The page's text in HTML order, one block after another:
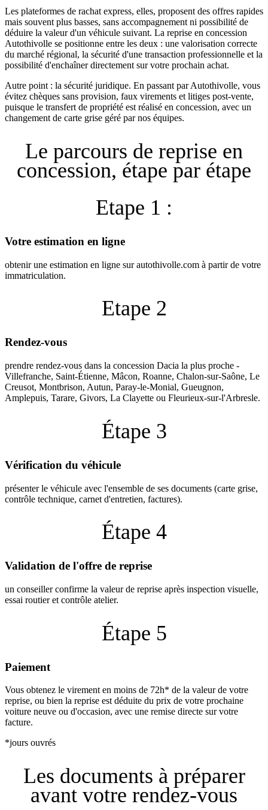
Les plateformes de rachat express, elles, proposent des offres rapides
mais souvent plus basses, sans accompagnement ni possibilité de
déduire la valeur d'un véhicule suivant. La reprise en concession
Autothivolle se positionne entre les deux : une valorisation correcte
du marché régional, la sécurité d'une transaction professionnelle et la
possibilité d'enchaîner directement sur votre prochain achat.
Autre point : la sécurité juridique. En passant par Autothivolle, vous
évitez chèques sans provision, faux virements et litiges post-vente,
puisque le transfert de propriété est réalisé en concession, avec un
changement de carte grise géré par nos équipes.
Le parcours de reprise en
concession, étape par étape
Etape 1 :
Votre estimation en ligne
obtenir une estimation en ligne sur autothivolle.com à partir de votre
immatriculation.
Etape 2
Rendez-vous
prendre rendez-vous dans la concession Dacia la plus proche -
Villefranche, Saint-Étienne, Mâcon, Roanne, Chalon-sur-Saône, Le
Creusot, Montbrison, Autun, Paray-le-Monial, Gueugnon,
Amplepuis, Tarare, Givors, La Clayette ou Fleurieux-sur-l'Arbresle.
Étape 3
Vérification du véhicule
présenter le véhicule avec l'ensemble de ses documents (carte grise,
contrôle technique, carnet d'entretien, factures).
Étape 4
Validation de l'offre de reprise
un conseiller confirme la valeur de reprise après inspection visuelle,
essai routier et contrôle atelier.
Étape 5
Paiement
Vous obtenez le virement en moins de 72h* de la valeur de votre
reprise, ou bien la reprise est déduite du prix de votre prochaine
voiture neuve ou d'occasion, avec une remise directe sur votre
facture.
*jours ouvrés
Les documents à préparer
avant votre rendez-vous